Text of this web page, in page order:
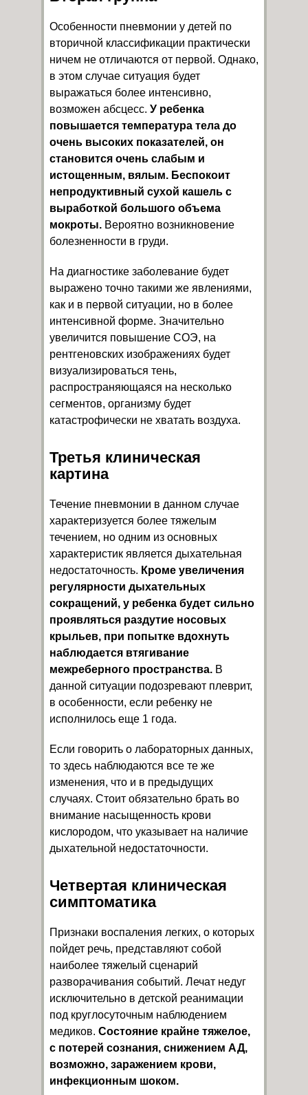
Особенности пневмонии у детей по
вторичной классификации практически
ничем не отличаются от первой. Однако,
в этом случае ситуация будет
выражаться более интенсивно,
возможен абсцесс. У ребенка
повышается температура тела до
очень высоких показателей, он
становится очень слабым и
истощенным, вялым. Беспокоит
непродуктивный сухой кашель с
выработкой большого объема
мокроты. Вероятно возникновение
болезненности в груди.
На диагностике заболевание будет
выражено точно такими же явлениями,
как и в первой ситуации, но в более
интенсивной форме. Значительно
увеличится повышение СОЭ, на
рентгеновских изображениях будет
визуализироваться тень,
распространяющаяся на несколько
сегментов, организму будет
катастрофически не хватать воздуха.
Третья клиническая
картина
Течение пневмонии в данном случае
характеризуется более тяжелым
течением, но одним из основных
характеристик является дыхательная
недостаточность. Кроме увеличения
регулярности дыхательных
сокращений, у ребенка будет сильно
проявляться раздутие носовых
крыльев, при попытке вдохнуть
наблюдается втягивание
межреберного пространства. В
данной ситуации подозревают плеврит,
в особенности, если ребенку не
исполнилось еще 1 года.
Если говорить о лабораторных данных,
то здесь наблюдаются все те же
изменения, что и в предыдущих
случаях. Стоит обязательно брать во
внимание насыщенность крови
кислородом, что указывает на наличие
дыхательной недостаточности.
Четвертая клиническая
симптоматика
Признаки воспаления легких, о которых
пойдет речь, представляют собой
наиболее тяжелый сценарий
разворачивания событий. Лечат недуг
исключительно в детской реанимации
под круглосуточным наблюдением
медиков. Состояние крайне тяжелое,
с потерей сознания, снижением АД,
возможно, заражением крови,
инфекционным шоком.